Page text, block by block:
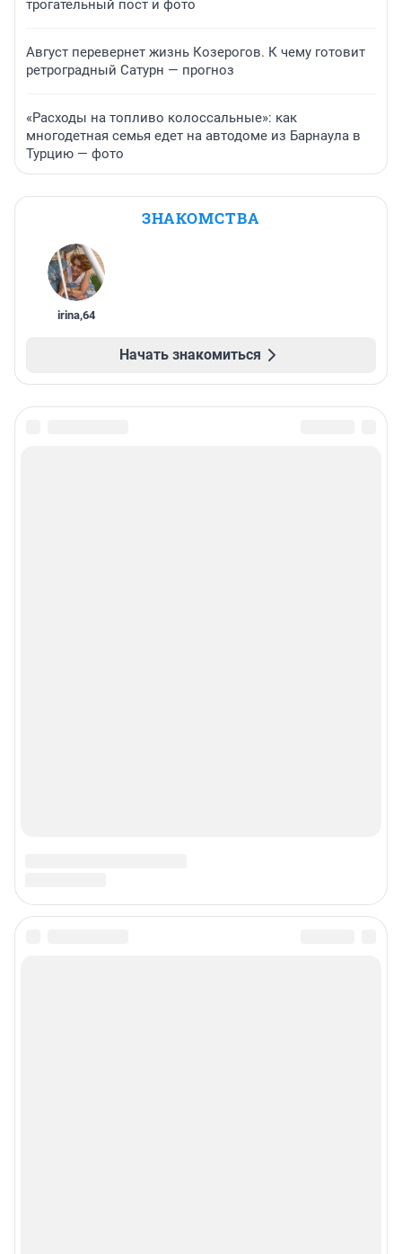
трогательный пост и фото
Август перевернет жизнь Козерогов. К чему готовит
ретроградный Сатурн — прогноз
«Расходы на топливо колоссальные»: как
многодетная семья едет на автодоме из Барнаула в
Турцию — фото
ЗНАКОМСТВА
irina,64
Начать знакомиться